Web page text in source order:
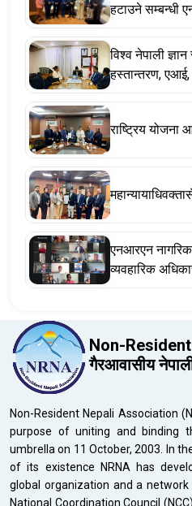
हटाउने सम्बन्धी
विश्व नेपाली
हस्तान्तरण, एआई,
राष्ट्रिय
एनआरएन
व्यवहारिक
Non-
गैरआवासीय
Non-Resident Nepali Association
purpose of uniting and binding
umbrella on 11 October, 2003. In
of its existence NRNA has
global organization and a
National Coordination Council